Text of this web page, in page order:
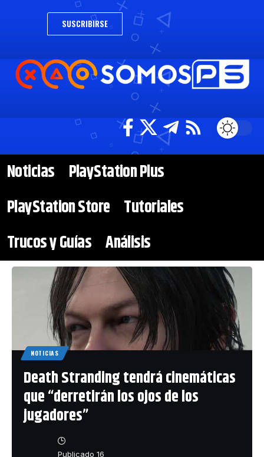
SUSCRIBIRSE
Noticias
PlayStation Plus
PlayStation Store Tutoriales
Trucos y Guías Análisis
NOTICIAS
Death Stranding tendrá cinemáticas
que “derretirán los ojos de los
jugadores”
Publicado 16